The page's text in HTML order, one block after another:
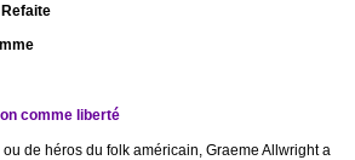
comme liberté
de héros du folk américain, Graeme Allwright a